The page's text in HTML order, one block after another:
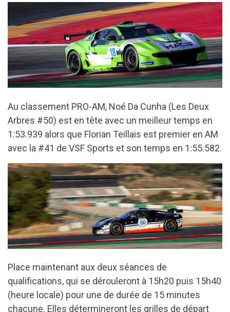
Au classement PRO-AM, Noé Da Cunha (Les Deux
Arbres #50) est en tête avec un meilleur temps en
1:53.939 alors que Florian Teillais est premier en AM
avec la #41 de VSF Sports et son temps en 1:55.582.
Place maintenant aux deux séances de
qualifications, qui se dérouleront à 15h20 puis 15h40
(heure locale) pour une de durée de 15 minutes
chacune. Elles détermineront les grilles de départ